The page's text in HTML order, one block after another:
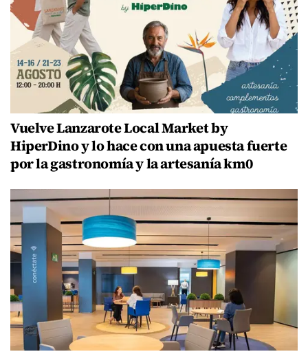
Vuelve Lanzarote Local Market by
HiperDino y lo hace con una apuesta fuerte
por la gastronomía y la artesanía km0